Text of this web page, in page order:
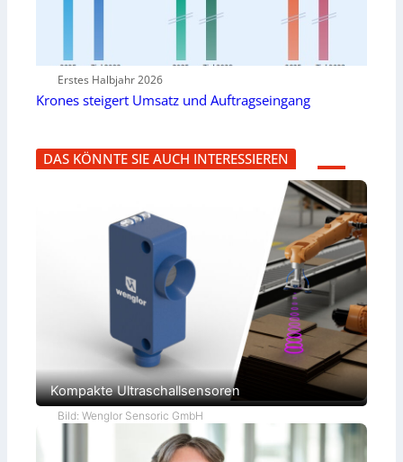
Erstes Halbjahr 2026
Krones steigert Umsatz und Auftragseingang
DAS KÖNNTE SIE AUCH INTERESSIEREN
Kompakte Ultraschallsensoren
Bild: Wenglor Sensoric GmbH